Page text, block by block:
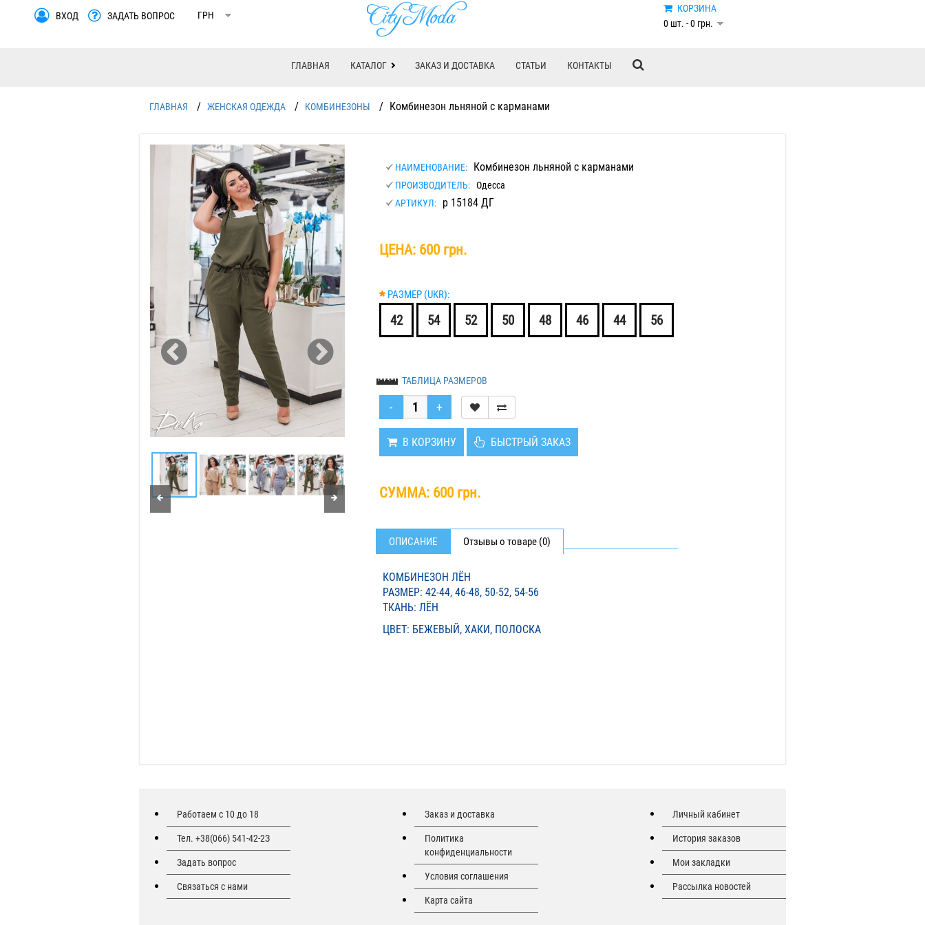
КОРЗИНА
0 шт. - 0 грн.
ВХОД ЗАДАТЬ ВОПРОС
ГЛАВНАЯ КАТАЛОГ ЗАКАЗ И ДОСТАВКА СТАТЬИ КОНТАКТЫ
ГЛАВНАЯ / ЖЕНСКАЯ ОДЕЖДА / КОМБИНЕЗОНЫ / Комбинезон льняной с карманами
НАИМЕНОВАНИЕ: Комбинезон льняной с карманами
ПРОИЗВОДИТЕЛЬ: Одесса
АРТИКУЛ:
р 15184 ДГ
ЦЕНА: 600 грн.
* РАЗМЕР (UKR):
42 54 52 50 48 46 44 56
ТАБЛИЦА РАЗМЕРОВ
В КОРЗИНУ БЫСТРЫЙ ЗАКАЗ
СУММА: 600 грн.
ОПИСАНИЕ Отзывы о товаре (0)
КОМБИНЕЗОН ЛЁН
РАЗМЕР: 42-44, 46-48, 50-52, 54-56
ТКАНЬ: ЛЁН
ЦВЕТ: БЕЖЕВЫЙ, ХАКИ, ПОЛОСКА
Работаем с 10 до 18
Тел. +38(066) 541-42-2З
Задать вопрос
Связаться с нами
Заказ и доставка
Политика
конфиденциальности
Условия соглашения
Карта сайта
Личный кабинет
История заказов
Мои закладки
Рассылка новостей